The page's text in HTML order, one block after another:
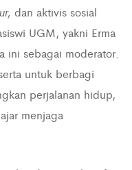
dan aktivis sosial
UGM, yakni Erma
ini sebagai moderator.
untuk berbagi
perjalanan hidup,
menjaga